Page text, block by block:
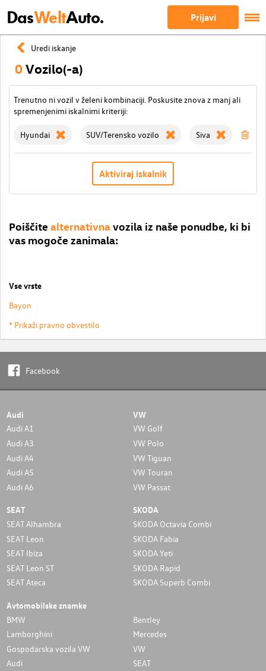
DasWeltAuto. Prijavi
Uredi iskanje
0Vozilo(-a)
Trenutno ni vozil v želeni kombinaciji. Poskusite znova z manj ali
spremenjenimi iskalnimi kriteriji:
Hyundai SUV/Terensko vozilo Siva
Aktiviraj iskalnik
Poiščite alternativnavozila iz naše ponudbe, ki bi
vas mogoče zanimala:
Vse vrste
Bayon
* Prikaži pravno obvestilo
Facebook
Audi
Audi A1
Audi A3
Audi A4
Audi A5
Audi A6
VW
VW Golf
VW Polo
VW Tiguan
VW Touran
VW Passat
SEAT
SEAT Alhambra
SEAT Leon
SEAT Ibiza
SEAT Leon ST
SEAT Ateca
SKODA
SKODA Octavia Combi
SKODA Fabia
SKODA Yeti
SKODA Rapid
SKODA Superb Combi
Avtomobilske znamke
BMW
Bentley
Lamborghini
Mercedes
Gospodarska vozila VW
VW
Audi
SEAT